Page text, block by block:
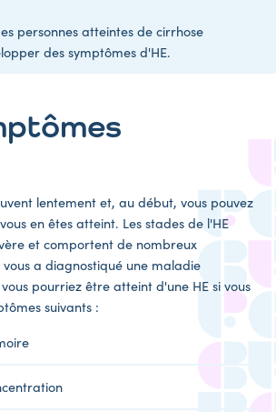
personnes atteintes de cirrhose
des symptômes d'HE.
lentement et, au début, vous pouvez
en êtes atteint. Les stades de l'HE
et comportent de nombreux
vous a diagnostiqué une maladie
pourriez être atteint d'une HE si vous
suivants :